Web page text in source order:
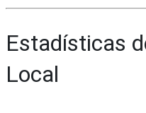
Estadísticas
Local